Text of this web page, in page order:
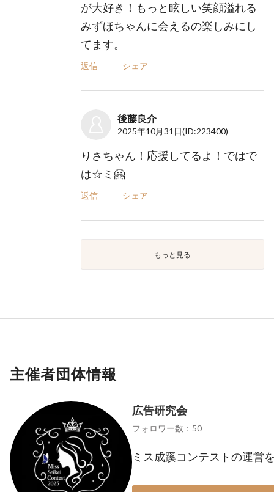
が大好き！もっと眩しい笑顔溢れる
みずほちゃんに会えるの楽しみにし
てます。
返信 シェア
後藤良介
2025年10月31日(ID:223400)
りさちゃん！応援してるよ！ではで
は☆ミ🤗
返信 シェア
もっと見る
主催者団体情報
広告研究会
フォロワー数：50
ミス成蹊コンテストの運営